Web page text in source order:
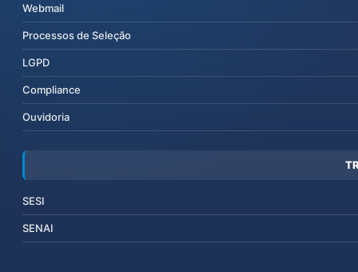
Webmail
Processos de Seleção
LGPD
Compliance
Ouvidoria
SESI
SENAI